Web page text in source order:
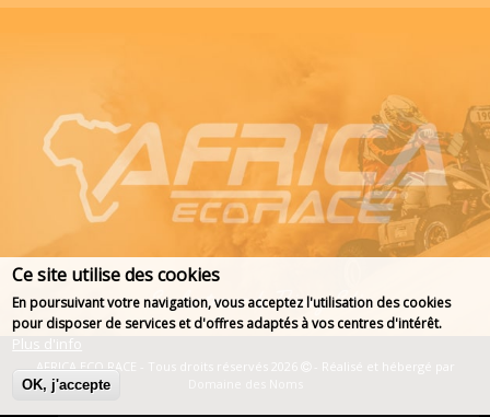
AFRICA ECO RACE - Tous droits réservés 2026
- Réalisé et hébergé par
Ce site utilise des cookies
En poursuivant votre navigation, vous acceptez l'utilisation des cookies
pour disposer de services et d'offres adaptés à vos centres d'intérêt.
Plus d'info
OK, j'accepte